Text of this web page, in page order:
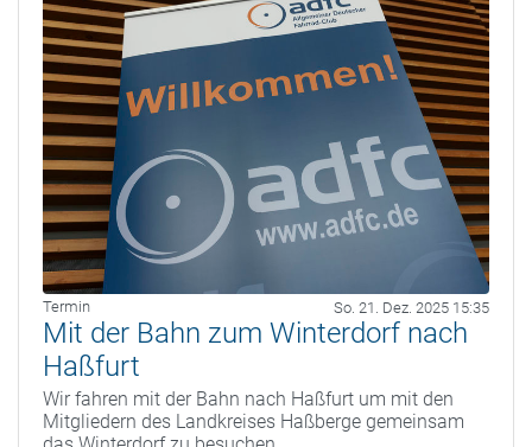
Termin So. 21. Dez. 2025 15:35
Mit der Bahn zum Winterdorf nach
Haßfurt
Wir fahren mit der Bahn nach Haßfurt um mit den
Mitgliedern des Landkreises Haßberge gemeinsam